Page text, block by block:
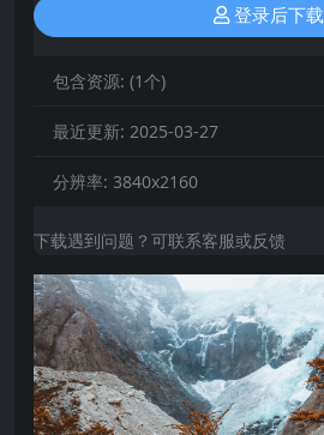
登录后下载
包含资源: (1个)
最近更新: 2025-03-27
分辨率: 3840x2160
下载遇到问题？可联系客服或反馈